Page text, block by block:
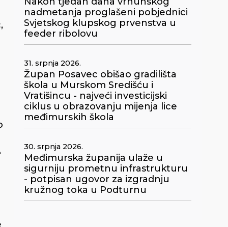
nadmetanja proglašeni pobjednici
Svjetskog klupskog prvenstva u
feeder ribolovu
31. srpnja 2026.
Župan Posavec obišao gradilišta
škola u Murskom Središću i
Vratišincu - najveći investicijski
ciklus u obrazovanju mijenja lice
međimurskih škola
30. srpnja 2026.
Međimurska županija ulaže u
sigurniju prometnu infrastrukturu
- potpisan ugovor za izgradnju
kružnog toka u Podturnu